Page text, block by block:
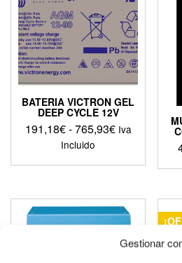
Gestionar
BATERIA VICTRON GEL
DEEP CYCLE 12V
191,18€-765,93€Rango
hasta
765,93€
Iva
Incluido
Este
múltiples
variantes.